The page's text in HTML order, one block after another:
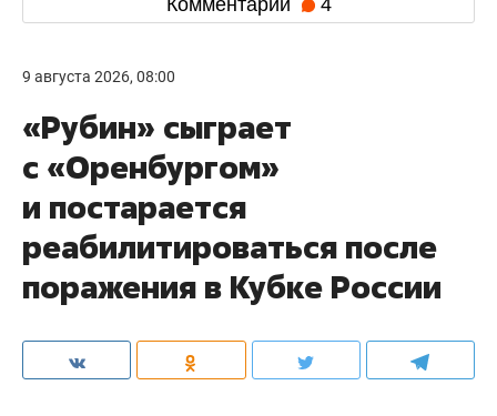
9 августа 2026, 08:00
«Рубин» сыграет
с «Оренбургом»
и постарается
реабилитироваться после
поражения в Кубке России